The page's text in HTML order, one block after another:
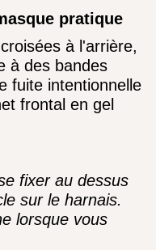
pratique
à l'arrière,
à des bandes
fuite intentionnelle
frontal en gel
fixer au dessus
sur le harnais.
lorsque vous